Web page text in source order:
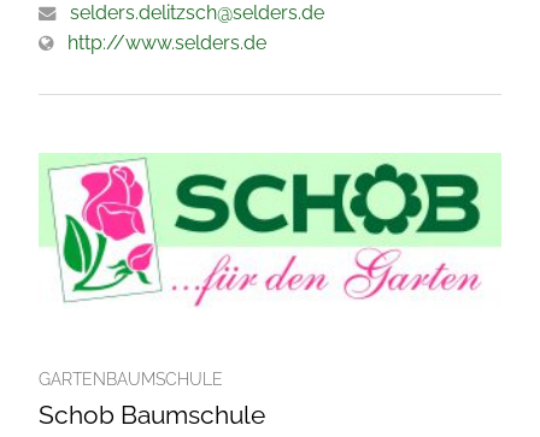
selders.delitzsch@selders.de
http://www.selders.de
GARTENBAUMSCHULE
Schob Baumschule